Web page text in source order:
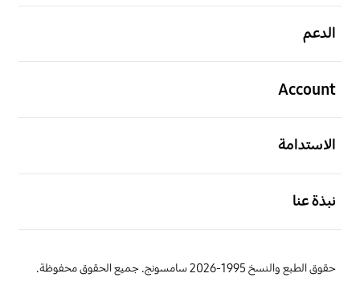
الدعم
Account
الاستدامة
نبذة عنا
حقوق الطبع والنسخ 1995-2026 سامسونج. جميع الحقوق محفوظة.